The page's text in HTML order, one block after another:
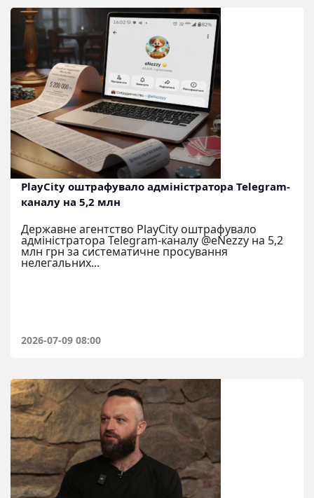
PlayCity оштрафувало адміністратора Telegram-
каналу на 5,2 млн
Державне агентство PlayCity оштрафувало
адміністратора Telegram-каналу @eNezzy на 5,2
млн грн за систематичне просування
нелегальних...
2026-07-09 08:00